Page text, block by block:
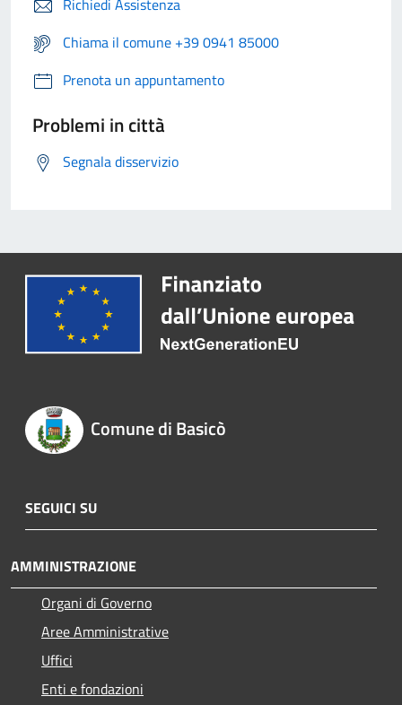
Richiedi Assistenza
Chiama il comune +39 0941 85000
Prenota un appuntamento
Problemi in città
Segnala disservizio
Comune di Basicò
SEGUICI SU
AMMINISTRAZIONE
Organi di Governo
Aree Amministrative
Uffici
Enti e fondazioni